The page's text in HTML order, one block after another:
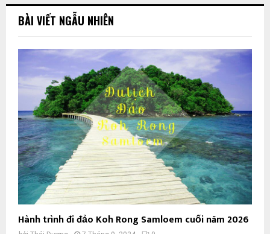
BÀI VIẾT NGẪU NHIÊN
Hành trình đi đảo Koh Rong Samloem cuối năm 2026